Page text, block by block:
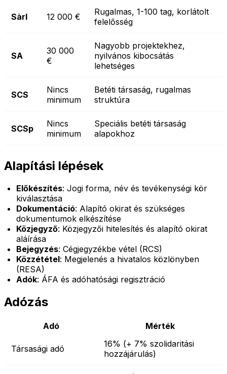
Sàrl 12 000 €
Rugalmas, 1-100 tag, korlátolt
felelősség
SA
30 000
€
Nagyobb projektekhez,
nyilvános kibocsátás
lehetséges
SCS
Nincs
minimum
Betéti társaság, rugalmas
struktúra
SCSp
Nincs
minimum
Speciális betéti társaság
alapokhoz
Alapítási lépések
Előkészítés: Jogi forma, név és tevékenységi kör
kiválasztása
Dokumentáció: Alapító okirat és szükséges
dokumentumok elkészítése
Közjegyző: Közjegyzői hitelesítés és alapító okirat
aláírása
Bejegyzés: Cégjegyzékbe vétel (RCS)
Közzététel: Megjelenés a hivatalos közlönyben
(RESA)
Adók: ÁFA és adóhatósági regisztráció
Adózás
Adó Mérték
Társasági adó
16% (+ 7% szolidaritási
hozzájárulás)